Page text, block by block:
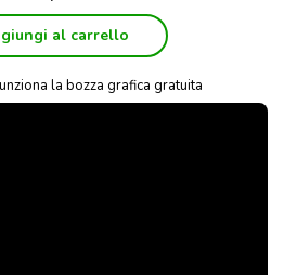
al carrello
la bozza grafica gratuita